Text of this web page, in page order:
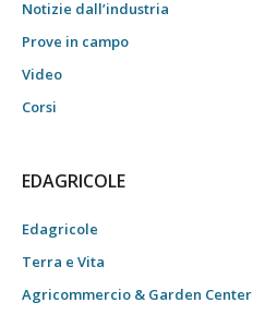
Notizie dall’industria
Prove in campo
Video
Corsi
EDAGRICOLE
Edagricole
Terra e Vita
Agricommercio & Garden Center